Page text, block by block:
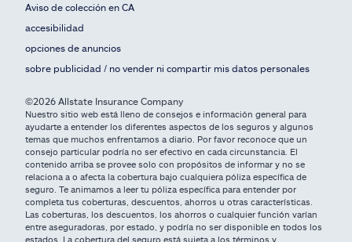
Aviso de colección en CA
accesibilidad
opciones de anuncios
sobre publicidad / no vender ni compartir mis datos personales
©2026 Allstate Insurance Company
Nuestro sitio web está lleno de consejos e información general para
ayudarte a entender los diferentes aspectos de los seguros y algunos
temas que muchos enfrentamos a diario. Por favor reconoce que un
consejo particular podría no ser efectivo en cada circunstancia. El
contenido arriba se provee solo con propósitos de informar y no se
relaciona a o afecta la cobertura bajo cualquiera póliza específica de
seguro. Te animamos a leer tu póliza específica para entender por
completa tus coberturas, descuentos, ahorros u otras características.
Las coberturas, los descuentos, los ahorros o cualquier función varían
entre aseguradoras, por estado, y podría no ser disponible en todos los
estados. La cobertura del seguro está sujeta a los términos y